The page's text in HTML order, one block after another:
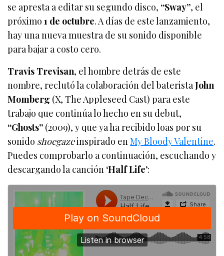
se apresta a editar su segundo disco, “Sway”, el
próximo1 de octubre. A días de este lanzamiento,
hay una nueva muestra de su sonido disponible
para bajar a costo cero.
Travis Trevisan, el hombre detrás de este
nombre, reclutó la colaboración del bateristaJohn
Momberg (X, The Appleseed Cast) para este
trabajo que continúa lo hecho en su debut,
“Ghosts” (2009), y que ya ha recibido loas por su
sonido shoegazeinspirado enMy Bloody Valentine.
Puedes comprobarlo a continuación, escuchando y
descargando la canción ‘Half Life’: